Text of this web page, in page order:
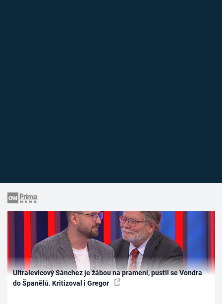
Ultralevicový Sánchez je žábou na prameni, pustil se Vondra
do Španělů. Kritizoval i Gregor